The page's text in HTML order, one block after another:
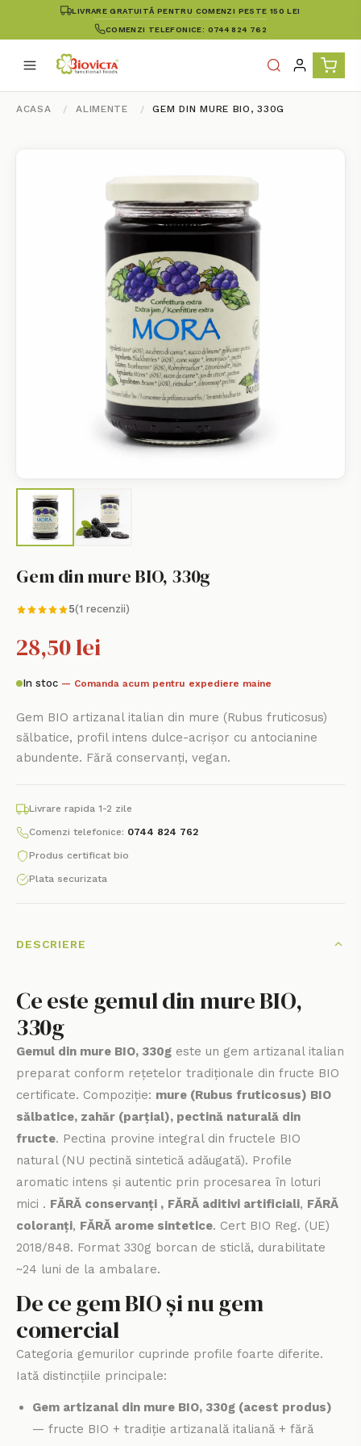
LIVRARE GRATUITĂ PENTRU COMENZI PESTE 150 LEI
COMENZI TELEFONICE: 0744 824 762
ACASA ALIMENTE GEM DIN MURE BIO, 330G
Gem din mure BIO, 330g
5(1 recenzii)
28,50 lei
In stoc — Comanda acum pentru expediere maine
Gem BIO artizanal italian din mure (Rubus fruticosus)
sălbatice, profil intens dulce-acrișor cu antocianine
abundente. Fără conservanți, vegan.
Livrare rapida 1-2 zile
Comenzi telefonice: 0744 824 762
Produs certificat bio
Plata securizata
DESCRIERE
Ce este gemul din mure BIO,
330g
Gemul din mure BIO, 330g este un gem artizanal italian
preparat conform rețetelor tradiționale din fructe BIO
certificate. Compoziție: mure (Rubus fruticosus) BIO
sălbatice, zahăr (parțial), pectină naturală din
fructe. Pectina provine integral din fructele BIO
natural (NU pectină sintetică adăugată). Profile
aromatic intens și autentic prin procesarea în loturi
mici . FĂRĂ conservanți , FĂRĂ aditivi artificiali, FĂRĂ
coloranți, FĂRĂ arome sintetice. Cert BIO Reg. (UE)
2018/848. Format 330g borcan de sticlă, durabilitate
~24 luni de la ambalare.
De ce gem BIO și nu gem
comercial
Categoria gemurilor cuprinde profile foarte diferite.
Iată distincțiile principale:
Gem artizanal din mure BIO, 330g (acest produs)
— fructe BIO + tradiție artizanală italiană + fără